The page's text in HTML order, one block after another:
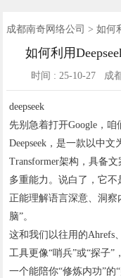
成都南奇网络公司 > 如何
如何利用
时间 : 25-10-27 成
deepseek
先别急着打开Google，咱
Deepseek，是一款以中
Transformer架构，具备
多重能力。说白了，它
正能理解语言深意、洞
脑”。
这和我们以往用的Ahrefs
工具更像“哨兵”或“探子”
一个能陪你“修炼内功”的